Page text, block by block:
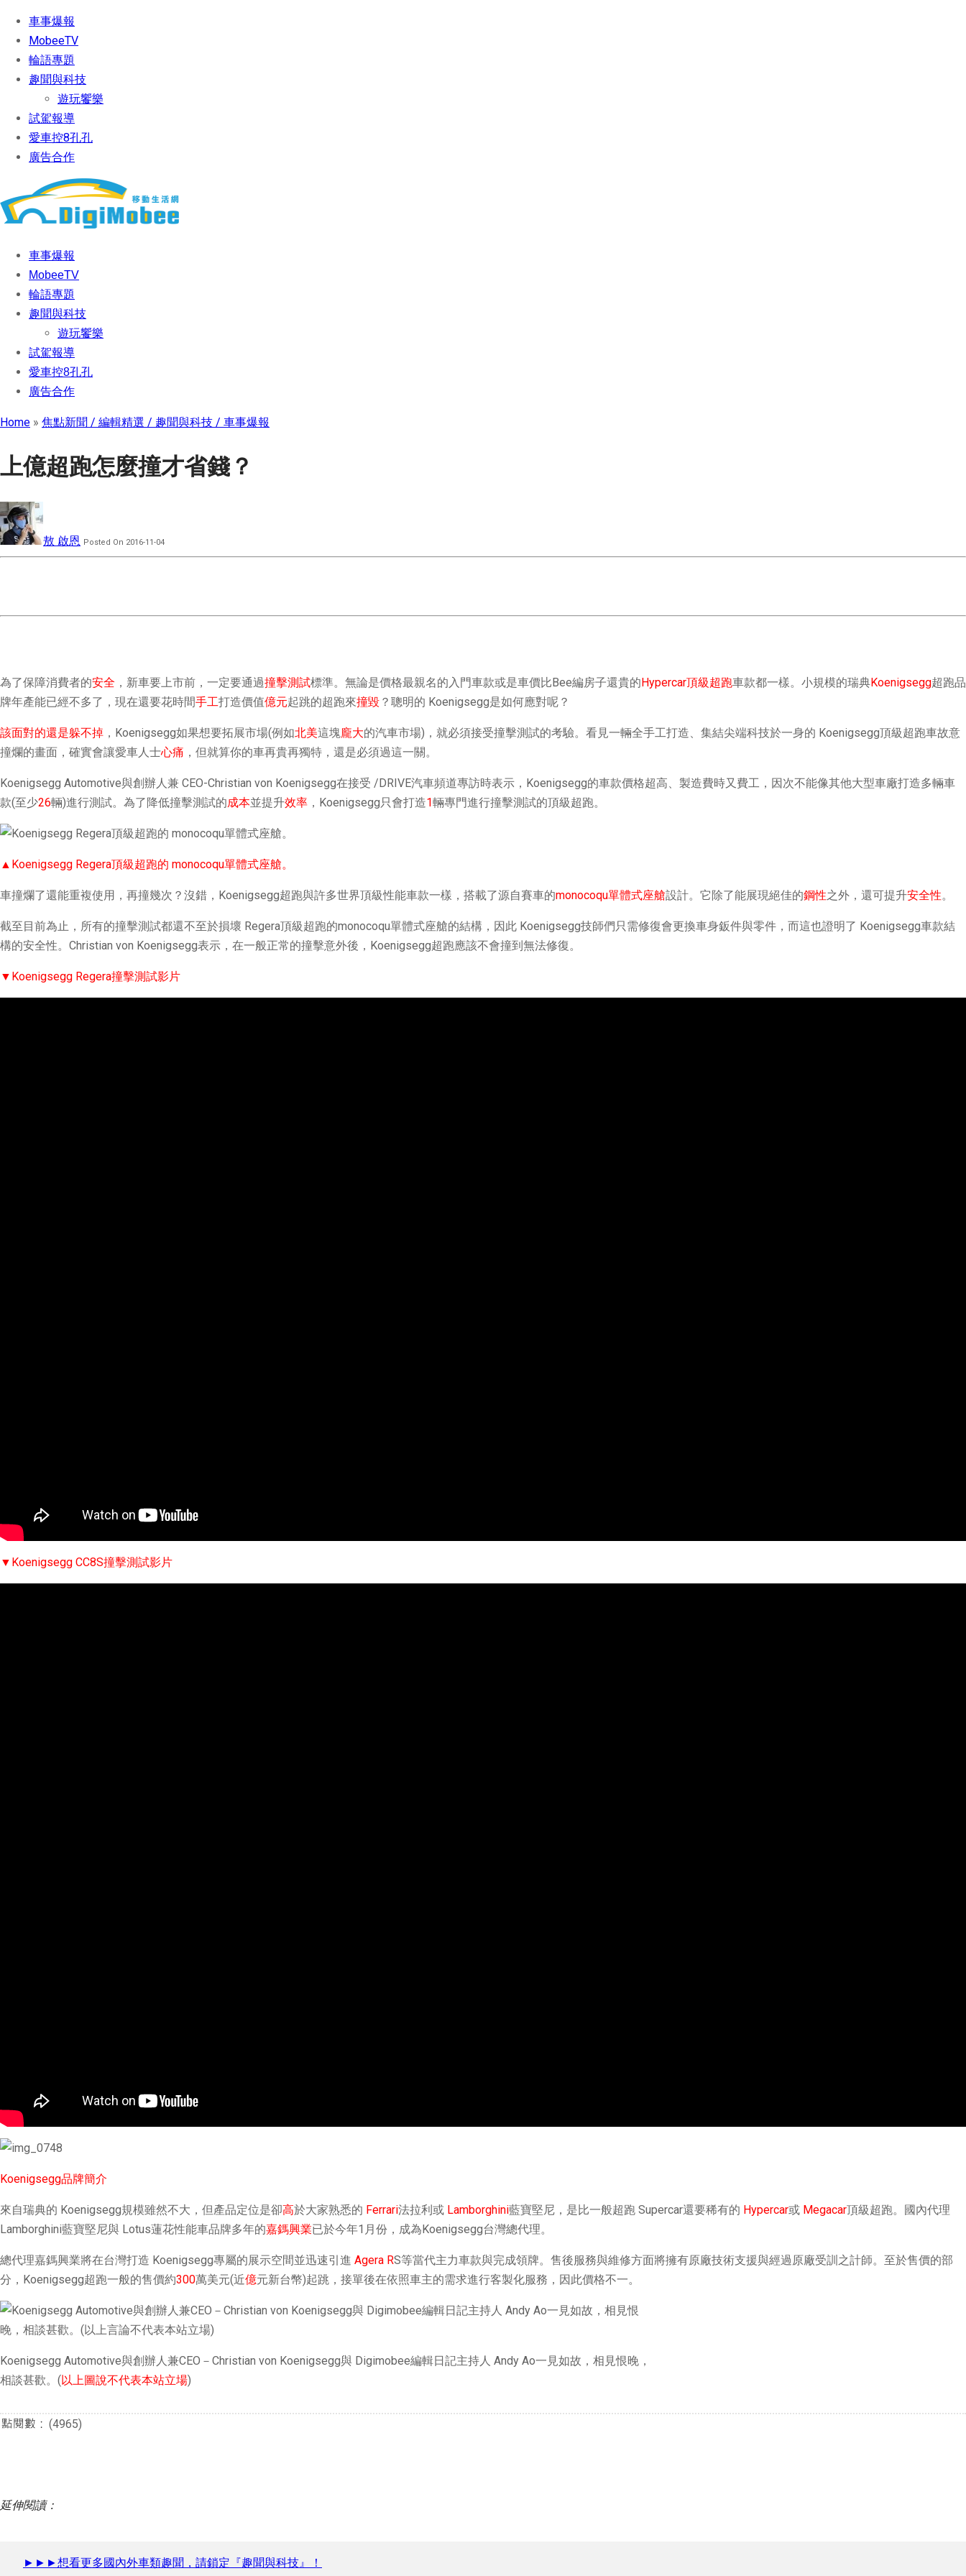
車事爆報
MobeeTV
輪語專題
趣聞與科技
遊玩饗樂
試駕報導
愛車控8孔孔
廣告合作
車事爆報
MobeeTV
輪語專題
趣聞與科技
遊玩饗樂
試駕報導
愛車控8孔孔
廣告合作
Home » 焦點新聞 編輯精選 趣聞與科技 車事爆報
上億超跑怎麼撞才省錢？
敖 啟恩 Posted On 2016-11-04
為了保障消費者的安全 ，新車要上市前，一定要通過撞擊測試標準。無論是價格最親名的入門車款或是車價比Bee編房子還貴的Hypercar頂級超跑車款都一樣。小規模的瑞典Koenigsegg超跑品
牌年產能已經不多了，現在還要花時間手工打造價值億元起跳的超跑來撞毀 ？聰明的 Koenigsegg是如何應對呢？
該面對的還是躲不掉 ，Koenigsegg如果想要拓展市場(例如北美這塊龐大的汽車市場)，就必須接受撞擊測試的考驗。看見一輛全手工打造、集結尖端科技於一身的 Koenigsegg頂級超跑車故意
撞爛的畫面，確實會讓愛車人士心痛 ，但就算你的車再貴再獨特，還是必須過這一關。
Koenigsegg Automotive與創辦人兼 CEO-Christian von Koenigsegg在接受 /DRIVE汽車頻道專訪時表示，Koenigsegg的車款價格超高、製造費時又費工，因次不能像其他大型車廠打造多輛車
款(至少26輛)進行測試。為了降低撞擊測試的成本並提升效率 ，Koenigsegg只會打造1輛專門進行撞擊測試的頂級超跑。
▲Koenigsegg Regera頂級超跑的 monocoqu單體式座艙。
車撞爛了還能重複使用，再撞幾次？沒錯，Koenigsegg超跑與許多世界頂級性能車款一樣，搭載了源自賽車的monocoqu單體式座艙設計。它除了能展現絕佳的鋼性之外，還可提升安全性。
截至目前為止，所有的撞擊測試都還不至於損壞 Regera頂級超跑的monocoqu單體式座艙的結構，因此 Koenigsegg技師們只需修復會更換車身鈑件與零件，而這也證明了 Koenigsegg車款結
構的安全性。Christian von Koenigsegg表示，在一般正常的撞擊意外後，Koenigsegg超跑應該不會撞到無法修復。
▼Koenigsegg Regera撞擊測試影片
▼Koenigsegg CC8S撞擊測試影片
Koenigsegg品牌簡介
來自瑞典的 Koenigsegg規模雖然不大，但產品定位是卻高於大家熟悉的 Ferrari法拉利或 Lamborghini藍寶堅尼，是比一般超跑 Supercar還要稀有的 Hypercar或 Megacar頂級超跑。國內代理
Lamborghini藍寶堅尼與 Lotus蓮花性能車品牌多年的嘉鎷興業已於今年1月份，成為Koenigsegg台灣總代理。
總代理嘉鎷興業將在台灣打造 Koenigsegg專屬的展示空間並迅速引進 Agera RS等當代主力車款與完成領牌。售後服務與維修方面將擁有原廠技術支援與經過原廠受訓之計師。至於售價的部
分，Koenigsegg超跑一般的售價約300萬美元(近億元新台幣)起跳，接單後在依照車主的需求進行客製化服務，因此價格不一。
Koenigsegg Automotive與創辦人兼CEO－Christian von Koenigsegg與 Digimobee編輯日記主持人 Andy Ao一見如故，相見恨晚，
相談甚歡。(以上圖說不代表本站立場)
(4965)
延伸閱讀：
►►►想看更多國內外車類趣聞，請鎖定『趣聞與科技』！